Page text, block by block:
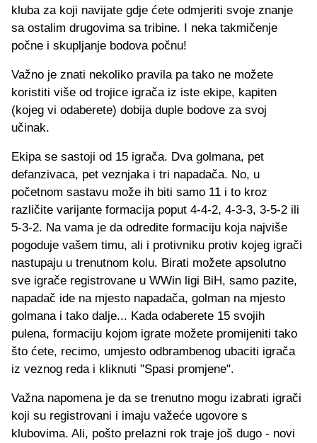
kluba za koji navijate gdje ćete odmjeriti svoje znanje
sa ostalim drugovima sa tribine. I neka takmičenje
počne i skupljanje bodova počnu!
Važno je znati nekoliko pravila pa tako ne možete
koristiti više od trojice igrača iz iste ekipe, kapiten
(kojeg vi odaberete) dobija duple bodove za svoj
učinak.
Ekipa se sastoji od 15 igrača. Dva golmana, pet
defanzivaca, pet veznjaka i tri napadača. No, u
početnom sastavu može ih biti samo 11 i to kroz
različite varijante formacija poput 4-4-2, 4-3-3, 3-5-2 ili
5-3-2. Na vama je da odredite formaciju koja najviše
pogoduje vašem timu, ali i protivniku protiv kojeg igrači
nastupaju u trenutnom kolu. Birati možete apsolutno
sve igrače registrovane u WWin ligi BiH, samo pazite,
napadač ide na mjesto napadača, golman na mjesto
golmana i tako dalje... Kada odaberete 15 svojih
pulena, formaciju kojom igrate možete promijeniti tako
što ćete, recimo, umjesto odbrambenog ubaciti igrača
iz veznog reda i kliknuti "Spasi promjene".
Važna napomena je da se trenutno mogu izabrati igrači
koji su registrovani i imaju važeće ugovore s
klubovima. Ali, pošto prelazni rok traje još dugo - novi